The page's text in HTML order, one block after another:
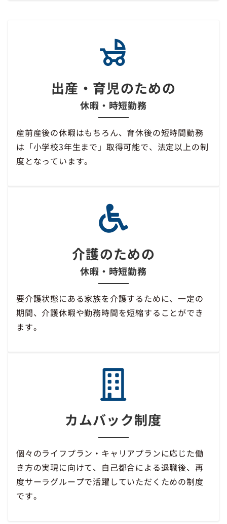
出産・育児のための
休暇・時短勤務
産前産後の休暇はもちろん、育休後の短時間勤務
は「小学校3年生まで」取得可能で、法定以上の制
度となっています。
介護のための
休暇・時短勤務
要介護状態にある家族を介護するために、一定の
期間、介護休暇や勤務時間を短縮することができ
ます。
カムバック制度
個々のライフプラン・キャリアプランに応じた働
き方の実現に向けて、自己都合による退職後、再
度サーラグループで活躍していただくための制度
です。